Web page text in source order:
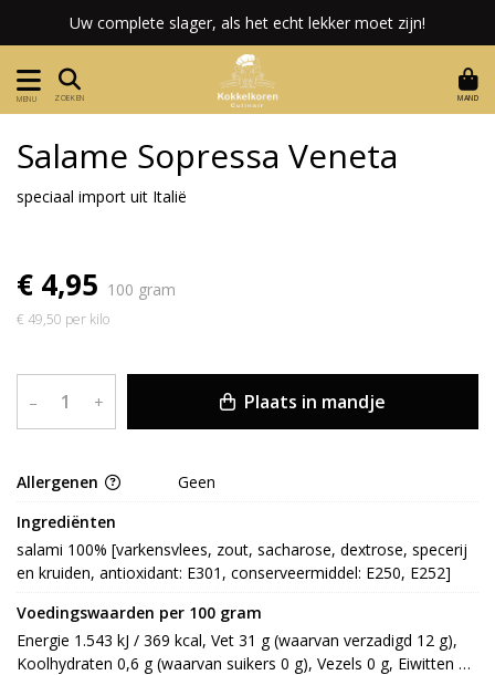
Uw complete slager, als het echt lekker moet zijn!
MENU ZOEKEN MAND
Salame Sopressa Veneta
speciaal import uit Italië
€ 4,95 100 gram
€ 49,50 per kilo
– + Plaats in mandje
Allergenen
Geen
Ingrediënten
salami 100% [varkensvlees, zout, sacharose, dextrose, specerij
en kruiden, antioxidant: E301, conserveermiddel: E250, E252]
Voedingswaarden per 100 gram
Energie 1.543 kJ / 369 kcal, Vet 31 g (waarvan verzadigd 12 g),
Koolhydraten 0,6 g (waarvan suikers 0 g), Vezels 0 g, Eiwitten 22